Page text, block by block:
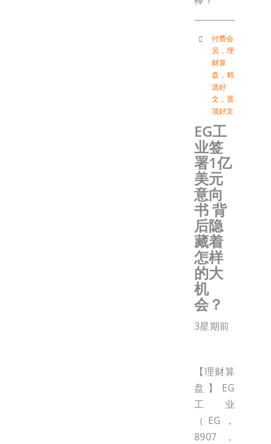
付费会
员 ， 理
财算
盘 ， 精
选好
文 ， 置
顶好文
EG工
业签
署1亿
美元
意向
书 背
后隐
藏着
怎样
的大
机
会？
3星期前
【理财算
盘】EG
工业
（EG，
8907，